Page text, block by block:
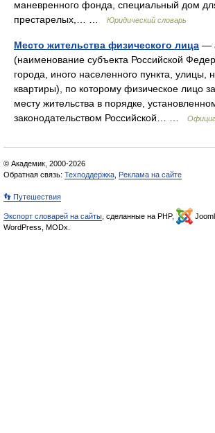
маневренного фонда, специальный дом
престарелых,… …
Юридический словарь
Место жительства физического лица —
(наименование субъекта Российской
города, иного населенного пункта, улицы,
квартиры), по которому физическое лицо
месту жительства в порядке,
законодательством Российской… …
© Академик, 2000-2026
Обратная связь: Техподдержка Реклама на сайте
👣 Путешествия
Экспорт словарей на сайты , сделанные на PHP,
WordPress, MODx.